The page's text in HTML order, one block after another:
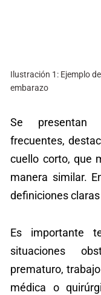
Ilustración 1: Ejemplo
embarazo
Se presentan
frecuentes,
cuello corto, que
manera similar.
definiciones
Es importante
situaciones
prematuro,
médica o